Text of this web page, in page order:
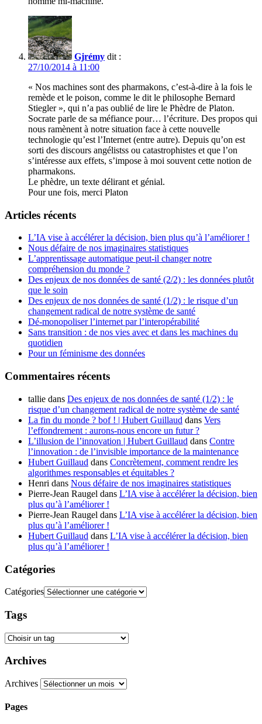
Gjrémy dit :
27/10/2014 à 11:00
« Nos machines sont des pharmakons, c’est-à-dire à la fois le
remède et le poison, comme le dit le philosophe Bernard
Stiegler », qui n’a pas oublié de lire le Phèdre de Platon.
Socrate parle de sa méfiance pour… l’écriture. Des propos qui
nous ramènent à notre situation face à cette nouvelle
technologie qu’est l’Internet (entre autre). Depuis qu’on est
sorti des discours angélistss ou catastrophistes et que l’on
s’intéresse aux effets, s’impose à moi souvent cette notion de
pharmakons.
Le phèdre, un texte délirant et génial.
Pour une fois, merci Platon
Articles récents
L’IA vise à accélérer la décision, bien plus qu’à l’améliorer !
Nous défaire de nos imaginaires statistiques
L’apprentissage automatique peut-il changer notre
compréhension du monde ?
Des enjeux de nos données de santé (2/2) : les données plutôt
que le soin
Des enjeux de nos données de santé (1/2) : le risque d’un
changement radical de notre système de santé
Dé-monopoliser l’internet par l’interopérabilité
Sans transition : de nos vies avec et dans les machines du
quotidien
Pour un féminisme des données
Commentaires récents
tallie dans Des enjeux de nos données de santé (1/2) : le
risque d’un changement radical de notre système de santé
La fin du monde ? bof ! | Hubert Guillaud dans Vers
l’effondrement : aurons-nous encore un futur ?
L’illusion de l’innovation | Hubert Guillaud dans Contre
l’innovation : de l’invisible importance de la maintenance
Hubert Guillaud dans Concrètement, comment rendre les
algorithmes responsables et équitables ?
Henri dans Nous défaire de nos imaginaires statistiques
Pierre-Jean Raugel dans L’IA vise à accélérer la décision, bien
plus qu’à l’améliorer !
Pierre-Jean Raugel dans L’IA vise à accélérer la décision, bien
plus qu’à l’améliorer !
Hubert Guillaud dans L’IA vise à accélérer la décision, bien
plus qu’à l’améliorer !
Catégories
Catégories
Tags
Archives
Archives
Pages